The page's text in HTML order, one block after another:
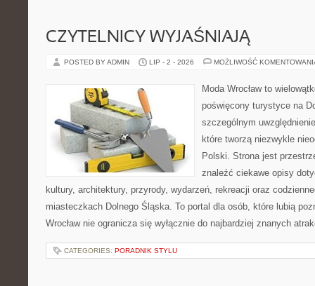
CZYTELNICY WYJAŚNIAJĄ
POSTED BY ADMIN LIP - 2 - 2026 MOŻLIWOŚĆ
Moda Wrocław to
poświęcony turystyce na
szczególnym
które tworzą niezwykle
Polski. Strona jest
znaleźć ciekawe opisy
kultury, architektury, przyrody, wydarzeń, rekreacji oraz
miasteczkach Dolnego Śląska. To portal dla osób, które lubią
Wrocław nie ogranicza się wyłącznie do najbardziej znanych
CATEGORIES: PORADNIK STYLU